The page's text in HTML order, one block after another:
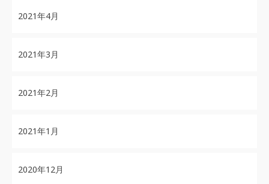
2021年4月
2021年3月
2021年2月
2021年1月
2020年12月